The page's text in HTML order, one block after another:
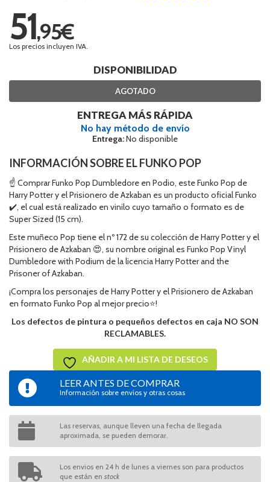
51,95€
Los precios incluyen IVA.
DISPONIBILIDAD
AGOTADO
ENTREGA MÁS RÁPIDA
No hay método de envío
Entrega:No disponible
INFORMACIÓN SOBRE EL FUNKO POP
☝ Comprar Funko Pop Dumbledore en Podio, este Funko Pop de
Harry Potter y el Prisionero de Azkaban es un producto oficial Funko
✔️, el cual está realizado en vinilo cuyo tamaño o formato es de
Super Sized (15 cm).
Este muñeco Pop tiene el nº 172 de su colección de Harry Potter y el
Prisionero de Azkaban 😍, su nombre original es Funko Pop Vinyl
Dumbledore with Podium de la licencia Harry Potter and the
Prisoner of Azkaban.
¡Compra los personajes de Harry Potter y el Prisionero de Azkaban
en formato Funko Pop al mejor precio⭐!
Los defectos de pintura o pequeños defectos en caja NO SON
RECLAMABLES.
AÑADIR A MI LISTA DE DESEOS
LEER ANTES DE COMPRAR
Información sobre envíos y otras cosas
Las reservas, aunque lleven una fecha de llegada
aproximada, se pueden demorar.
Los envios en 24 h de lunes a viernes son para productos
que están en stock